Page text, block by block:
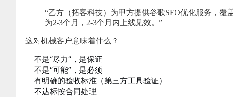
“乙方（拓客科技）为甲方提供谷歌SEO优化服务，覆
为2-3个月，2-3个月内上线见效。”
这对机械客户意味着什么？
不是“尽力”，是保证
不是“可能”，是必须
有明确的验收标准（第三方工具验证）
不达标按合同处理